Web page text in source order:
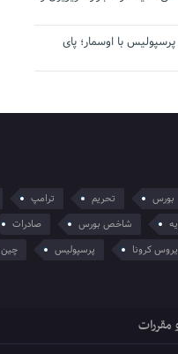
با اوسمار؛ پای
بورس تحریم ترامپ
شاخص بورس صادرات
کرونا پرسپولیس چین
مقررات